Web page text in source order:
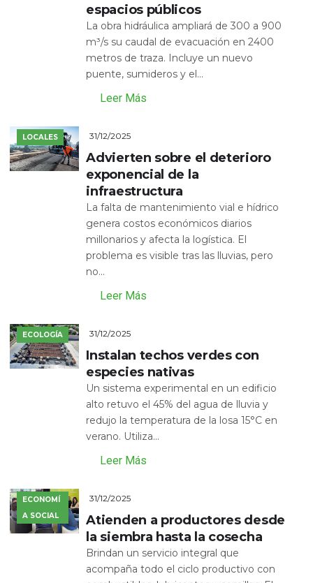
espacios públicos
La obra hidráulica ampliará de 300 a 900
m³/s su caudal de evacuación en 2400
metros de traza. Incluye un nuevo
puente, sumideros y el...
Leer Más
LOCALES 31/12/2025
Advierten sobre el deterioro
exponencial de la
infraestructura
La falta de mantenimiento vial e hídrico
genera costos económicos diarios
millonarios y afecta la logística. El
problema es visible tras las lluvias, pero
no...
Leer Más
ECOLOGÍA 31/12/2025
Instalan techos verdes con
especies nativas
Un sistema experimental en un edificio
alto retuvo el 45% del agua de lluvia y
redujo la temperatura de la losa 15°C en
verano. Utiliza...
Leer Más
ECONOMÍ
A SOCIAL
31/12/2025
Atienden a productores desde
la siembra hasta la cosecha
Brindan un servicio integral que
acompaña todo el ciclo productivo con